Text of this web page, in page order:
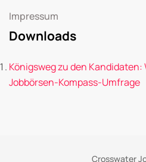
Impressum
Downloads
Königsweg zu den
Jobbörsen-Kompass-Umfrage
Crosswater